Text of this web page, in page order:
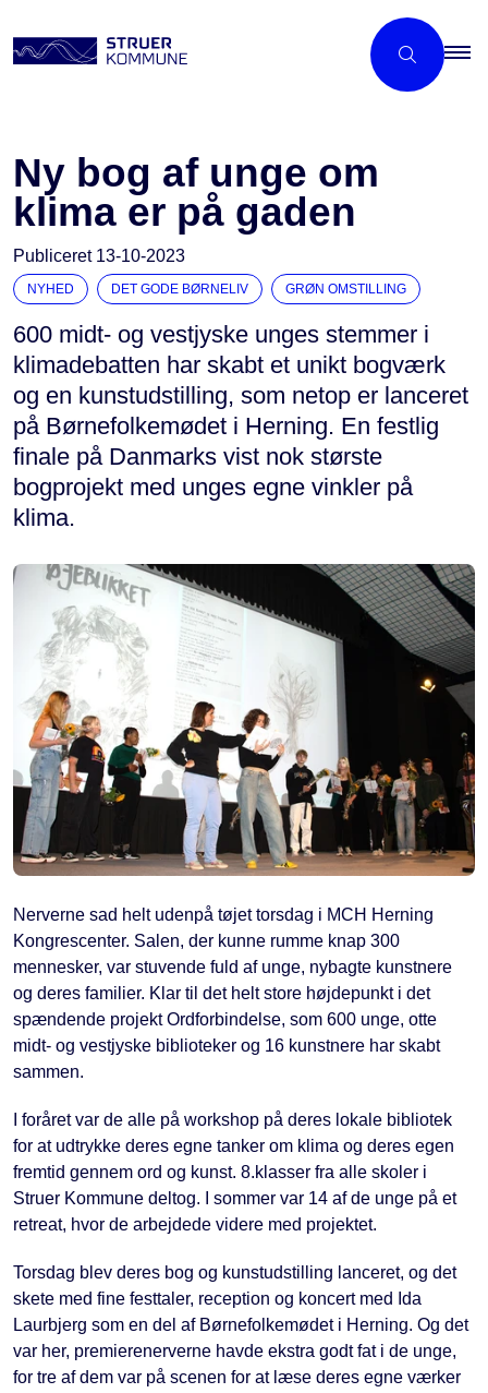
Ny bog af unge om
klima er på gaden
Publiceret 13-10-2023
NYHED DET GODE BØRNELIV GRØN OMSTILLING
600 midt- og vestjyske unges stemmer i
klimadebatten har skabt et unikt bogværk
og en kunstudstilling, som netop er lanceret
på Børnefolkemødet i Herning. En festlig
finale på Danmarks vist nok største
bogprojekt med unges egne vinkler på
klima.
Nerverne sad helt udenpå tøjet torsdag i MCH Herning
Kongrescenter. Salen, der kunne rumme knap 300
mennesker, var stuvende fuld af unge, nybagte kunstnere
og deres familier. Klar til det helt store højdepunkt i det
spændende projekt Ordforbindelse, som 600 unge, otte
midt- og vestjyske biblioteker og 16 kunstnere har skabt
sammen.
I foråret var de alle på workshop på deres lokale bibliotek
for at udtrykke deres egne tanker om klima og deres egen
fremtid gennem ord og kunst. 8.klasser fra alle skoler i
Struer Kommune deltog. I sommer var 14 af de unge på et
retreat, hvor de arbejdede videre med projektet.
Torsdag blev deres bog og kunstudstilling lanceret, og det
skete med fine festtaler, reception og koncert med Ida
Laurbjerg som en del af Børnefolkemødet i Herning. Og det
var her, premierenerverne havde ekstra godt fat i de unge,
for tre af dem var på scenen for at læse deres egne værker